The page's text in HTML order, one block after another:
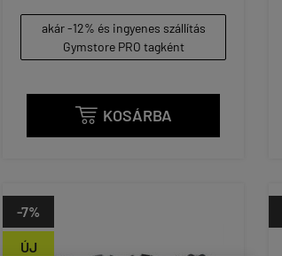
akár -12% és ingyenes szállítás
Gymstore PRO tagként
 KOSÁRBA
ÚJ
-7%